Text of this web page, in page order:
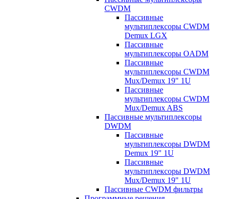
CWDM
Пассивные
мультиплексоры CWDM
Demux LGX
Пассивные
мультиплексоры OADM
Пассивные
мультиплексоры CWDM
Mux/Demux 19" 1U
Пассивные
мультиплексоры CWDM
Mux/Demux ABS
Пассивные мультиплексоры
DWDM
Пассивные
мультиплексоры DWDM
Demux 19" 1U
Пассивные
мультиплексоры DWDM
Mux/Demux 19" 1U
Пассивные CWDM фильтры